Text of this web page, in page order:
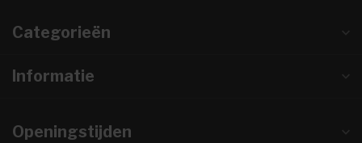
Categorieën
Informatie
Openingstijden